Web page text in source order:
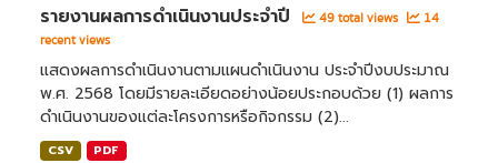
รายงานผลการดำเนินงานประจำปี 49 total views
14
recent views
แสดงผลการดำเนินงานตามแผนดำเนินงาน ประจำปีงบประมาณ
พ.ศ. 2568 โดยมีรายละเอียดอย่างน้อยประกอบด้วย (1) ผลการ
ดำเนินงานของแต่ละโครงการหรือกิจกรรม (2)...
CSV PDF